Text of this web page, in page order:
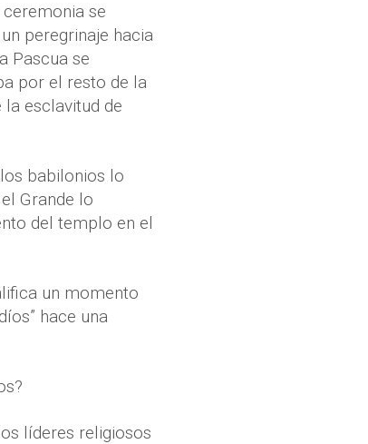
se
peregrinaje hacia
Pascua se
por el resto de la
esclavitud de
babilonios lo
Grande lo
del templo en el
un momento
hace una
líderes religiosos